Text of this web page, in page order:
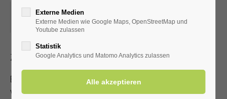
27.02.2026, 19:30
ORT: KLINIK SOLEQUELLE, CAFETERIA
Zutritt mit gültiger Kur- /Einwohnerkarte
Es steht nur eine begrenzte Anzahl an Sitzplätzen zur
Verfügung!
Externe Medien
Externe Medien wie Google Maps, OpenStreetMap und
Youtube zulassen
Statistik
Google Analytics und Matomo Analytics zulassen